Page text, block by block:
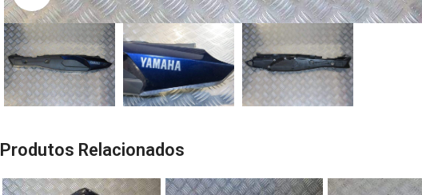
Produtos Relacionados